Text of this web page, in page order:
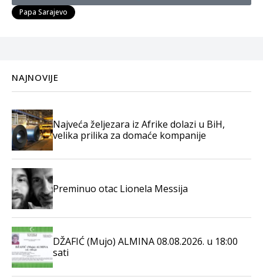
Papa Sarajevo
NAJNOVIJE
Najveća željezara iz Afrike dolazi u BiH,
velika prilika za domaće kompanije
Preminuo otac Lionela Messija
DŽAFIĆ (Mujo) ALMINA 08.08.2026. u 18:00
sati